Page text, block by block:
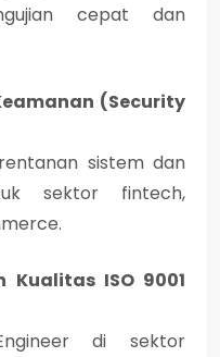
cepat dan
(Security
sistem dan
sektor fintech,
Kualitas ISO 9001
di sektor